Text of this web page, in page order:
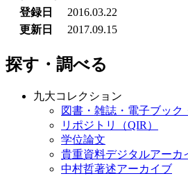
登録日
2016.03.22
更新日
2017.09.15
探す・調べる
九大コレクション
図書・雑誌・電子ブック
リポジトリ（QIR）
学位論文
貴重資料デジタルアーカ
中村哲著述アーカイブ